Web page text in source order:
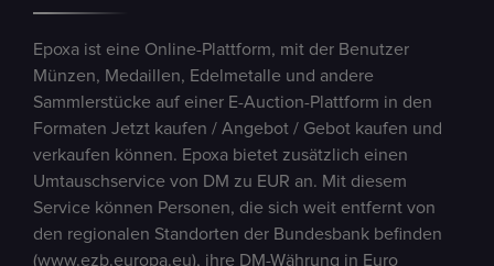
Epoxa ist eine Online-Plattform, mit der Benutzer
Münzen, Medaillen, Edelmetalle und andere
Sammlerstücke auf einer E-Auction-Plattform in den
Formaten Jetzt kaufen / Angebot / Gebot kaufen und
verkaufen können. Epoxa bietet zusätzlich einen
Umtauschservice von DM zu EUR an. Mit diesem
Service können Personen, die sich weit entfernt von
den regionalen Standorten der Bundesbank befinden
(www.ezb.europa.eu), ihre DM-Währung in Euro